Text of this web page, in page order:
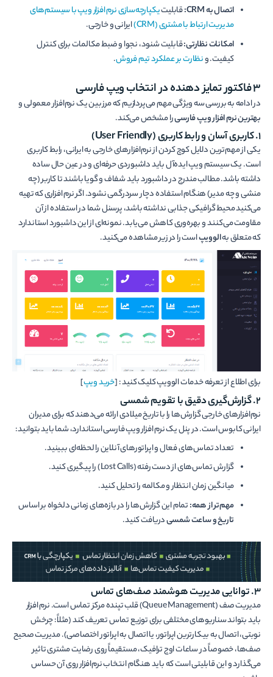
اتصال به CRM:
قابلیتیکپارچه‌سازی نرم افزار ویپ با سیستم‌های
مدیریت ارتباط با مشتری (CRM)
ایرانی و خارجی.
امکانات نظارتی:قابلیت شنود، نجوا و ضبط مکالمات برای کنترل
کیفیت. ونظارت بر عملکرد تیم فروش.
۳ فاکتور تمایز دهنده در انتخاب ویپ فارسی
در ادامه به بررسی سه ویژگی مهم می‌پردازیم که مرز بین یک نرم‌افزار معمولی و
بهترین نرم افزار ویپ فارسیرا مشخص می‌کند.
۱. کاربری آسان و رابط کاربری (User Friendly)
یکی از مهم‌ترین دلایل کوچ کردن از نرم‌افزارهای خارجی به ایرانی، رابط کاربری
است. یک سیستم ویپ ایده‌آل باید داشبوردی حرفه‌ای و در عین حال ساده
داشته باشد. مطالب مندرج در داشبورد باید شفاف و گویا باشند تا کاربر (چه
منشی و چه مدیر) هنگام استفاده دچار سردرگمی نشود. اگر نرم افزاری که تهیه
می‌کنید محیط گرافیکی جذابی نداشته باشد، پرسنل شما در استفاده از آن
مقاومت می‌کنند و بهره‌وری کاهش می‌یابد. نمونه‌ای از این داشبورد استاندارد
که متعلق بهالوویپاست را در زیر مشاهده می‌کنید.
برای اطلاع از تعرفه خدمات الوویپ کلیک کنید : [خرید ویپ]
۲. گزارش‌گیری دقیق با تقویم شمسی
نرم‌افزارهای خارجی گزارش‌ها را با تاریخ میلادی ارائه می‌دهند که برای مدیران
ایرانی کابوس است. در پنل یک نرم افزار ویپ فارسی استاندارد، شما باید بتوانید:
تعداد تماس‌های فعال و اپراتورهای آنلاین را لحظه‌ای ببینید.
گزارش تماس‌های از دست رفته (Lost Calls) را پیگیری کنید.
میانگین زمان انتظار و مکالمه را تحلیل کنید.
مهم‌تر از همه:تمام این گزارش‌ها را در بازه‌های زمانی دلخواه بر اساس
تاریخ و ساعت شمسیدریافت کنید.
۳. توانایی مدیریت هوشمند صف‌های تماس
مدیریت صف (Queue Management) قلب تپنده مرکز تماس است. نرم افزار
باید بتواند سناریوهای مختلفی برای توزیع تماس تعریف کند (مثلاً: چرخش
نوبتی، اتصال به بیکارترین اپراتور، یا اتصال به اپراتور اختصاصی). مدیریت صحیح
صف‌ها، خصوصاً در ساعات اوج ترافیک، مستقیماً روی رضایت مشتری تاثیر
می‌گذارد و این قابلیتی است که باید هنگام انتخاب نرم‌افزار روی آن حساس